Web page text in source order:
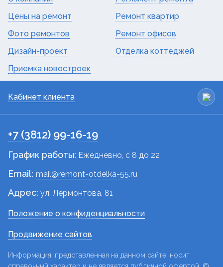
Цены на ремонт
Фото ремонтов
Дизайн-проект
Приемка новостроек
Ремонт квартир
Ремонт офисов
Отделка коттеджей
Кабинет клиента
+7 (3812) 99-16-19
График работы: Ежедневно, c 8 до 22
Email: mail@remont-otdelka-55.ru
Адрес: ул. Лермонтова, 81
Положение о конфиденциальности
Продвижение сайтов
Информация, представленная на данном сайте, носит